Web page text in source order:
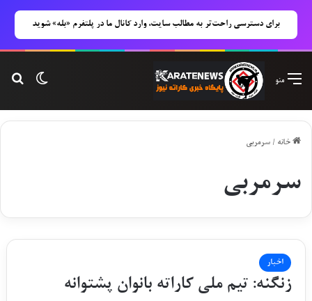
برای دسترسی راحت‌تر به مطالب سایت، وارد کانال ما در پلتفرم «بله» شوید
تغییر منو
خانه / سرمربی
سرمربی
اخبار
زنگنه: تیم ملی کاراته بانوان پشتوانه